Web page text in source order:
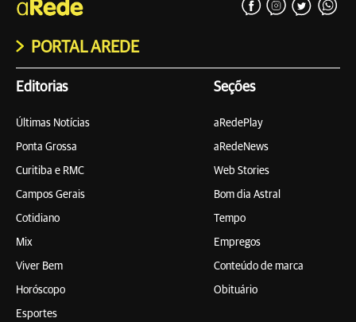
PORTAL AREDE
Editorias
Últimas Notícias
Ponta Grossa
Curitiba e RMC
Campos Gerais
Cotidiano
Mix
Viver Bem
Horóscopo
Esportes
Seções
aRedePlay
aRedeNews
Web Stories
Bom dia Astral
Tempo
Empregos
Conteúdo de marca
Obituário